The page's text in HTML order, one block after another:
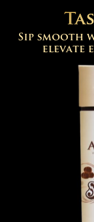
Sip smooth
elevate e